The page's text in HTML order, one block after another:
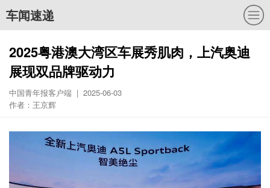
车闻速递
2025粤港澳大湾区车展秀肌肉，上汽奥迪
展现双品牌驱动力
中国青年报客户端 | 2025-06-03
作者：王京辉